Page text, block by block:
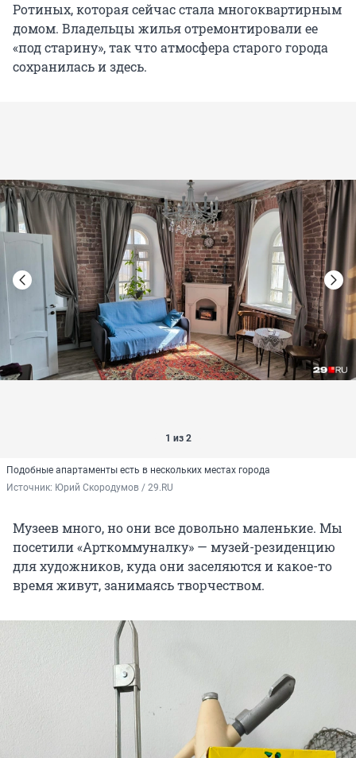
Ротиных, которая сейчас стала многоквартирным
домом. Владельцы жилья отремонтировали ее
«под старину», так что атмосфера старого города
сохранилась и здесь.
1 из 2
Подобные апартаменты есть в нескольких местах города
Источник: Юрий Скородумов / 29.RU
Музеев много, но они все довольно маленькие. Мы
посетили «Арткоммуналку» — музей-резиденцию
для художников, куда они заселяются и какое-то
время живут, занимаясь творчеством.